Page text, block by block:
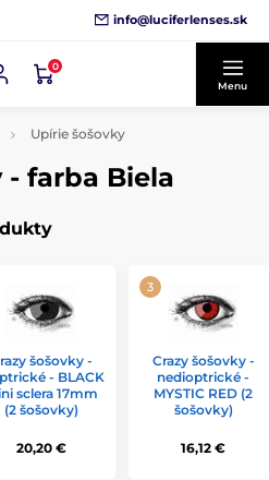
info@luciferlenses.sk
0
Menu
Upírie šošovky
- farba Biela
šošovky -
- BLACK
sclera 17mm
(2 šošovky)
20,20 €
Crazy šošovky -
nedioptrické -
MYSTIC RED (2
šošovky)
16,12 €